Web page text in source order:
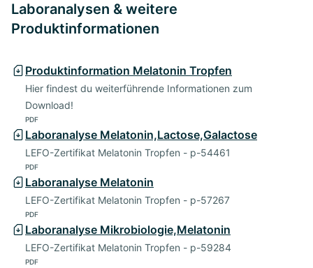
Laboranalysen & weitere
Produktinformationen
Produktinformation Melatonin Tropfen
Hier findest du weiterführende Informationen zum
Download!
PDF
Laboranalyse Melatonin,Lactose,Galactose
LEFO-Zertifikat Melatonin Tropfen - p-54461
PDF
Laboranalyse Melatonin
LEFO-Zertifikat Melatonin Tropfen - p-57267
PDF
Laboranalyse Mikrobiologie,Melatonin
LEFO-Zertifikat Melatonin Tropfen - p-59284
PDF